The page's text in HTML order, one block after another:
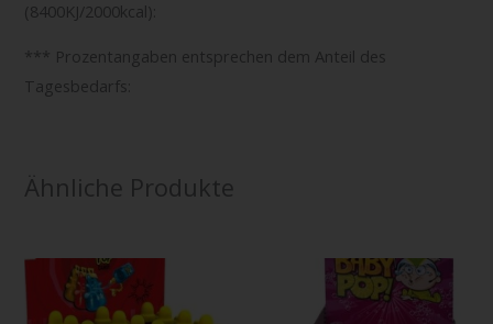
(8400KJ/2000kcal):
*** Prozentangaben entsprechen dem Anteil des
Tagesbedarfs:
Ähnliche Produkte